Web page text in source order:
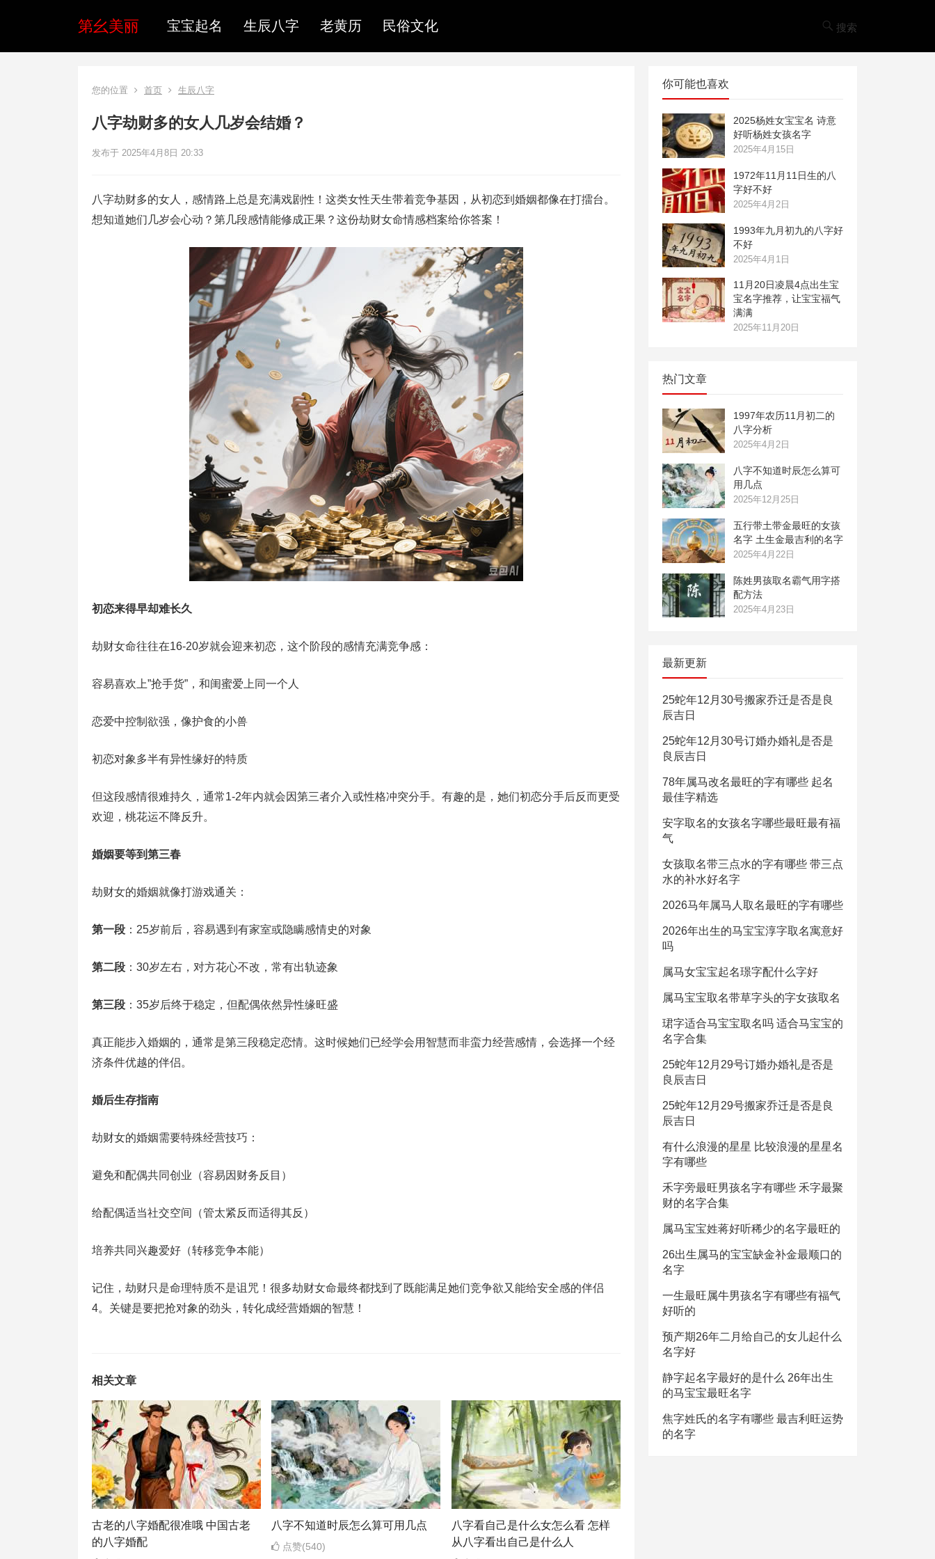
第幺美丽 宝宝起名 生辰八字 老黄历 民俗文化 搜索
您的位置 首页 生辰八字
八字劫财多的女人几岁会结婚？
发布于 2025年4月8日 20:33
八字劫财多的女人，感情路上总是充满戏剧性！这类女性天生带着竞争基因，从初恋到婚姻都像在打擂台。
想知道她们几岁会心动？第几段感情能修成正果？这份劫财女命情感档案给你答案！
初恋来得早却难长久
劫财女命往往在16-20岁就会迎来初恋‌，这个阶段的感情充满竞争感：
容易喜欢上”抢手货”，和闺蜜爱上同一个人
恋爱中控制欲强，像护食的小兽
初恋对象多半有异性缘好的特质‌
但这段感情很难持久，通常1-2年内就会因第三者介入或性格冲突分手‌。有趣的是，她们初恋分手后反而更受
欢迎，桃花运不降反升‌。
婚姻要等到第三春
劫财女的婚姻就像打游戏通关：
第一段 ‌：25岁前后，容易遇到有家室或隐瞒感情史的对象‌
第二段 ‌：30岁左右，对方花心不改，常有出轨迹象‌
第三段 ‌：35岁后终于稳定，但配偶依然异性缘旺盛‌
真正能步入婚姻的，通常是第三段稳定恋情‌。这时候她们已经学会用智慧而非蛮力经营感情，会选择一个经
济条件优越的伴侣‌。
婚后生存指南
劫财女的婚姻需要特殊经营技巧：
避免和配偶共同创业（容易因财务反目）‌
给配偶适当社交空间（管太紧反而适得其反）‌
培养共同兴趣爱好（转移竞争本能）‌
记住，劫财只是命理特质不是诅咒！很多劫财女命最终都找到了既能满足她们竞争欲又能给安全感的伴侣‌
4。关键是要把抢对象的劲头，转化成经营婚姻的智慧！
相关文章
古老的八字婚配很准哦 中国古老
的八字婚配
八字不知道时辰怎么算可用几点
点赞(540)
八字看自己是什么女怎么看 怎样
从八字看出自己是什么人
你可能也喜欢
2025杨姓女宝宝名 诗意
好听杨姓女孩名字
2025年4月15日
1972年11月11日生的八
字好不好
2025年4月2日
1993年九月初九的八字好
不好
2025年4月1日
11月20日凌晨4点出生宝
宝名字推荐，让宝宝福气
满满
2025年11月20日
热门文章
1997年农历11月初二的
八字分析
2025年4月2日
八字不知道时辰怎么算可
用几点
2025年12月25日
五行带土带金最旺的女孩
名字 土生金最吉利的名字
2025年4月22日
陈姓男孩取名霸气用字搭
配方法
2025年4月23日
最新更新
25蛇年12月30号搬家乔迁是否是良
辰吉日
25蛇年12月30号订婚办婚礼是否是
良辰吉日
78年属马改名最旺的字有哪些 起名
最佳字精选
安字取名的女孩名字哪些最旺最有福
气
女孩取名带三点水的字有哪些 带三点
水的补水好名字
2026马年属马人取名最旺的字有哪些
2026年出生的马宝宝淳字取名寓意好
吗
属马女宝宝起名璟字配什么字好
属马宝宝取名带草字头的字女孩取名
珺字适合马宝宝取名吗 适合马宝宝的
名字合集
25蛇年12月29号订婚办婚礼是否是
良辰吉日
25蛇年12月29号搬家乔迁是否是良
辰吉日
有什么浪漫的星星 比较浪漫的星星名
字有哪些
禾字旁最旺男孩名字有哪些 禾字最聚
财的名字合集
属马宝宝姓蒋好听稀少的名字最旺的
26出生属马的宝宝缺金补金最顺口的
名字
一生最旺属牛男孩名字有哪些有福气
好听的
预产期26年二月给自己的女儿起什么
名字好
静字起名字最好的是什么 26年出生
的马宝宝最旺名字
焦字姓氏的名字有哪些 最吉利旺运势
的名字